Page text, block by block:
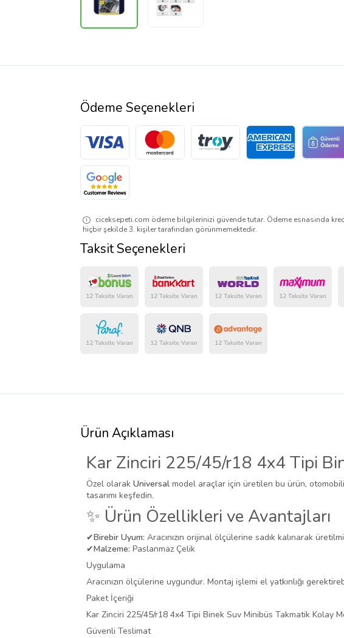
Ödeme Seçenekleri
ciceksepeti.com ödeme bilgilerinizi güvende tutar. Ödeme esnasında
hiçbir şekilde 3. kişiler tarafından görünmemektedir.
Taksit Seçenekleri
Ürün Açıklaması
Kar Zinciri 225/45/r18 4x4 Tipi
Özel olarak Universal model araçlar için üretilen bu ürün,
tasarımı keşfedin.
✨ Ürün Özellikleri ve Avantajları
✔Birebir Uyum: Aracınızın orijinal ölçülerine sadık kalınarak
✔Malzeme: Paslanmaz Çelik
Uygulama
Aracınızın ölçülerine uygundur. Montaj işlemi el yatkınlığı
Paket İçeriği
Kar Zinciri 225/45/r18 4x4 Tipi Binek Suv Minibüs Takmatik Kolay
Güvenli Teslimat